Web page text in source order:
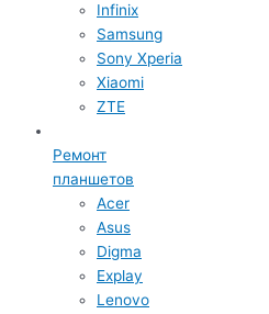
Infinix
Samsung
Sony Xperia
Xiaomi
ZTE
Ремонт
планшетов
Acer
Asus
Digma
Explay
Lenovo